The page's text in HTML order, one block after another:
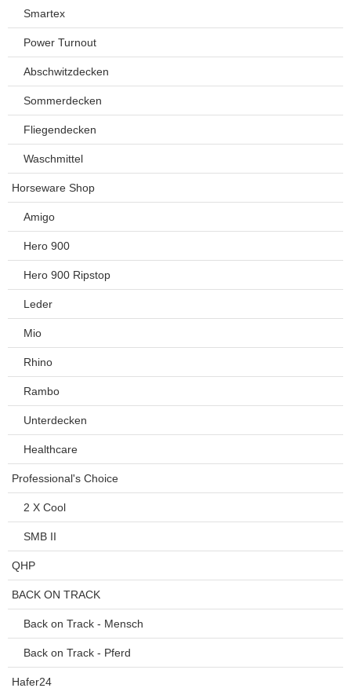
Smartex
Power Turnout
Abschwitzdecken
Sommerdecken
Fliegendecken
Waschmittel
Horseware Shop
Amigo
Hero 900
Hero 900 Ripstop
Leder
Mio
Rhino
Rambo
Unterdecken
Healthcare
Professional's Choice
2 X Cool
SMB II
QHP
BACK ON TRACK
Back on Track - Mensch
Back on Track - Pferd
Hafer24